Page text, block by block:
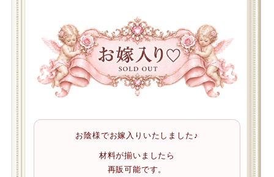
お陰様でお嫁入りいたしました♪
材料が揃いましたら
再販可能です。